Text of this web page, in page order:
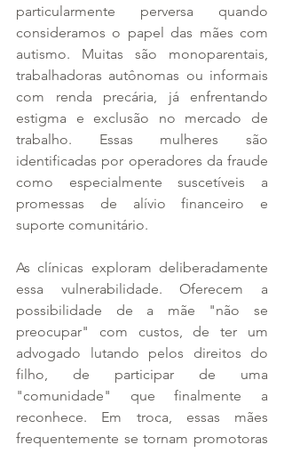
particularmente perversa quando
consideramos o papel das mães com
autismo. Muitas são monoparentais,
trabalhadoras autônomas ou informais
com renda precária, já enfrentando
estigma e exclusão no mercado de
trabalho. Essas mulheres são
identificadas por operadores da fraude
como especialmente suscetíveis a
promessas de alívio financeiro e
suporte comunitário.
As clínicas exploram deliberadamente
essa vulnerabilidade. Oferecem a
possibilidade de a mãe "não se
preocupar" com custos, de ter um
advogado lutando pelos direitos do
filho, de participar de uma
"comunidade" que finalmente a
reconhece. Em troca, essas mães
frequentemente se tornam promotoras